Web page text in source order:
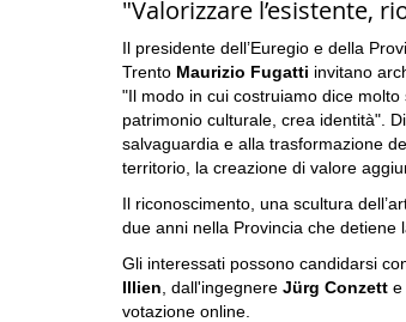
"Valorizzare l’esistente,
Il presidente dell’Euregio e della
Trento Maurizio Fugatti invitano
"Il modo in cui costruiamo dice
patrimonio culturale, crea identità".
salvaguardia e alla trasformazione
territorio, la creazione di valore
Il riconoscimento, una scultura
due anni nella Provincia che detiene
Gli interessati possono candidarsi
Illien , dall'ingegnere Jürg Conzett e
votazione online.